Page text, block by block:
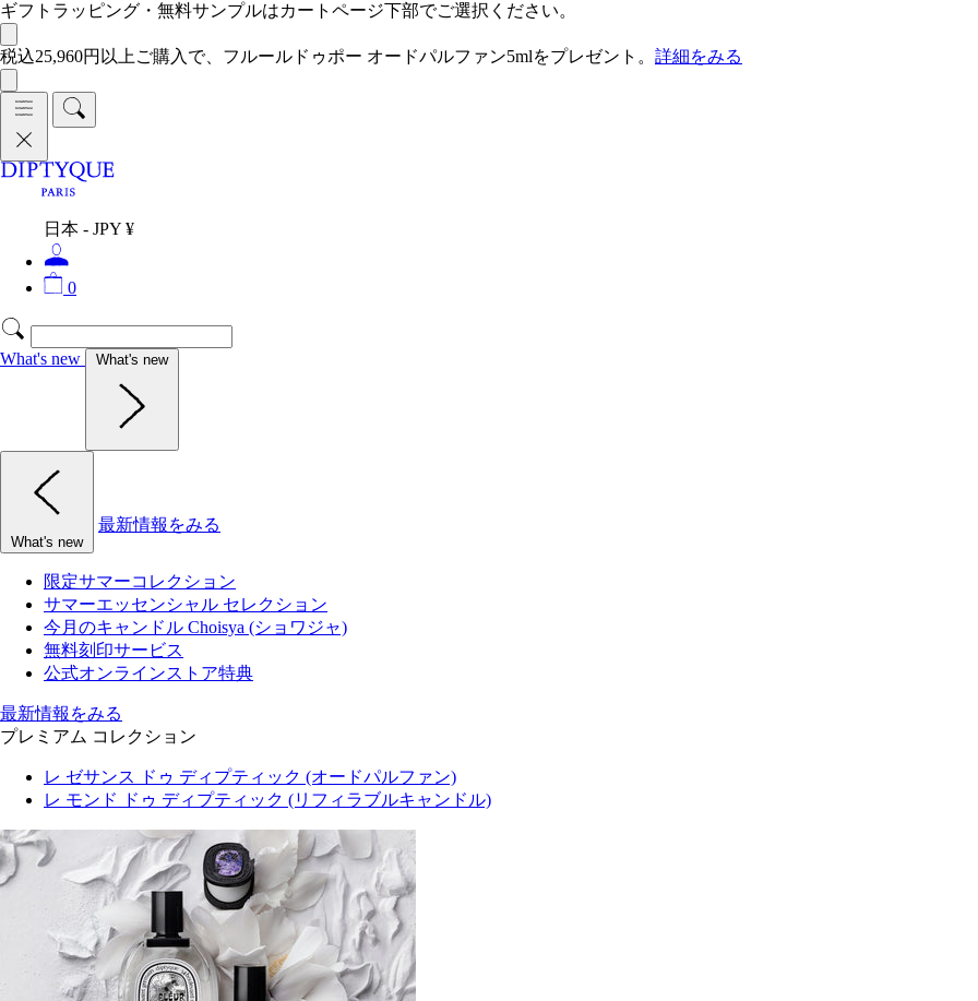
ギフトラッピング・無料サンプルはカートページ下部でご選択ください。
税込25,960円以上ご購入で、フルールドゥポー オードパルファン5mlをプレゼント。 詳細をみる
日本 - JPY ¥
0
What's new What's new
What's new
最新情報をみる
限定サマーコレクション
サマーエッセンシャル セレクション
今月のキャンドル Choisya (ショワジャ)
無料刻印サービス
公式オンラインストア特典
最新情報をみる
プレミアム コレクション
レ ゼサンス ドゥ ディプティック (オードパルファン)
レ モンド ドゥ ディプティック (リフィラブルキャンドル)